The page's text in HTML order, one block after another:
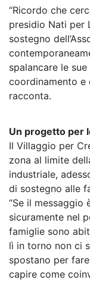
“Ricordo che
presidio Nati per
sostegno
spalancare le
coordinamento e
racconta.
Un progetto per
Il Villaggio per
zona al limite
industriale,
di sostegno alle
“Se il messaggio
sicuramente nel
famiglie sono
lì in torno non ci
spostano per
capire come